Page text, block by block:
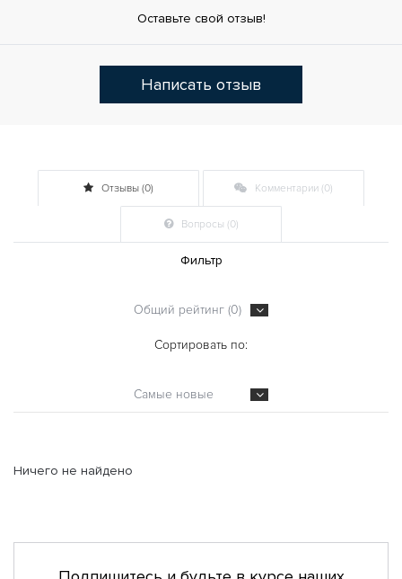
Оставьте свой отзыв!
Написать отзыв
Отзывы (0) Комментарии (0)
Вопросы (0)
Фильтр
Общий рейтинг (0)
Сортировать по:
Самые новые
Ничего не найдено